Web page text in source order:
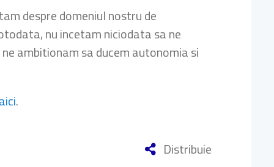
despre domeniul nostru de
nu incetam niciodata sa ne
ambitionam sa ducem autonomia si
aici.
Distribuie